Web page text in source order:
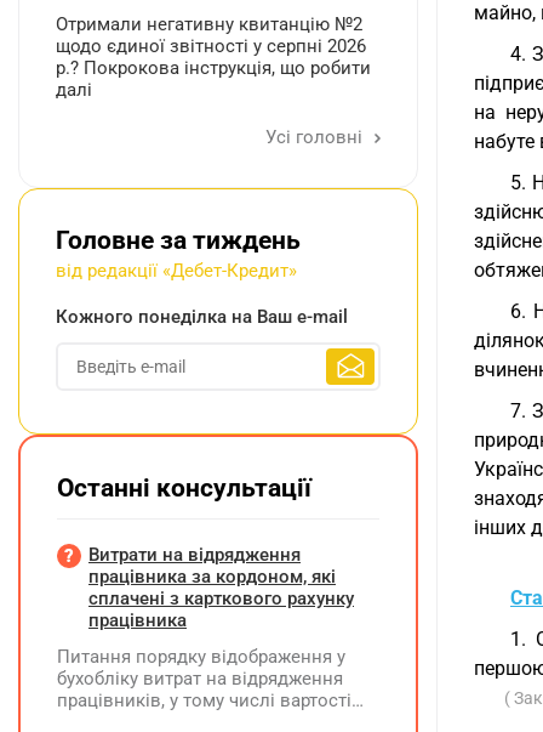
майно,
4.
на
набуте
5.
6.
7.
інших
1.
(
Отримали негативну квитанцію №2
щодо єдиної звітності у серпні 2026
р.? Покрокова інструкція, що робити
далі
Усі головні
Головне за тиждень
від редакції «Дебет-Кредит»
Кожного понеділка на Ваш e-mail
Останні консультації
Витрати на відрядження
працівника за кордоном, які
сплачені з карткового рахунку
працівника
Питання порядку відображення у
бухобліку витрат на відрядження
працівників, у тому числі вартості